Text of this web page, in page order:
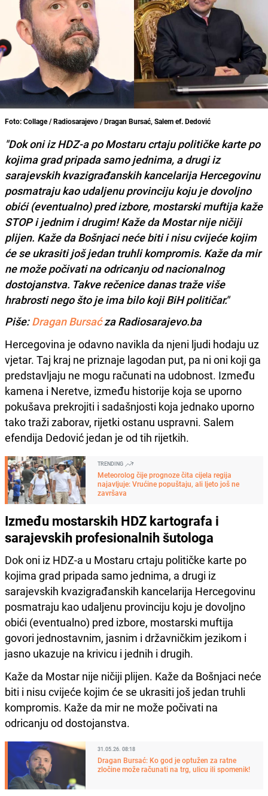
Foto: Collage / Radiosarajevo / Dragan Bursać, Salem ef. Dedović
"Dok oni iz HDZ-a po Mostaru crtaju političke karte po
kojima grad pripada samo jednima, a drugi iz
sarajevskih kvazigrađanskih kancelarija Hercegovinu
posmatraju kao udaljenu provinciju koju je dovoljno
obići (eventualno) pred izbore, mostarski muftija kaže
STOP i jednim i drugim! Kaže da Mostar nije ničiji
plijen. Kaže da Bošnjaci neće biti i nisu cvijeće kojim
će se ukrasiti još jedan truhli kompromis. Kaže da mir
ne može počivati na odricanju od nacionalnog
dostojanstva. Takve rečenice danas traže više
hrabrosti nego što je ima bilo koji BiH političar."
Piše:Dragan Bursaćza Radiosarajevo.ba
Hercegovina je odavno navikla da njeni ljudi hodaju uz
vjetar. Taj kraj ne priznaje lagodan put, pa ni oni koji ga
predstavljaju ne mogu računati na udobnost. Između
kamena i Neretve, između historije koja se uporno
pokušava prekrojiti i sadašnjosti koja jednako uporno
tako traži zaborav, rijetki ostanu uspravni. Salem
efendija Dedović jedan je od tih rijetkih.
TRENDING
Meteorolog čije prognoze čita cijela regija
najavljuje: Vrućine popuštaju, ali ljeto još ne
završava
Između mostarskih HDZ kartografa i
sarajevskih profesionalnih šutologa
Dok oni iz HDZ-a u Mostaru crtaju političke karte po
kojima grad pripada samo jednima, a drugi iz
sarajevskih kvazigrađanskih kancelarija Hercegovinu
posmatraju kao udaljenu provinciju koju je dovoljno
obići (eventualno) pred izbore, mostarski muftija
govori jednostavnim, jasnim i državničkim jezikom i
jasno ukazuje na krivicu i jednih i drugih.
Kaže da Mostar nije ničiji plijen. Kaže da Bošnjaci neće
biti i nisu cvijeće kojim će se ukrasiti još jedan truhli
kompromis. Kaže da mir ne može počivati na
odricanju od dostojanstva.
31.05.26. 08:18
Dragan Bursać: Ko god je optužen za ratne
zločine može računati na trg, ulicu ili spomenik!